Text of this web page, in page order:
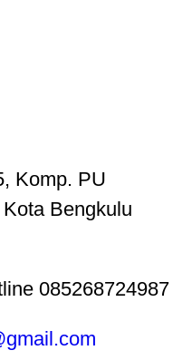
Komp. PU
Bengkulu
085268724987